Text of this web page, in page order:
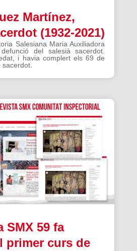
Martínez,
(1932-2021)
Salesiana Maria Auxiliadora
del salesià sacerdot.
i havia complert els 69 de
SMX 59 fa
primer curs de